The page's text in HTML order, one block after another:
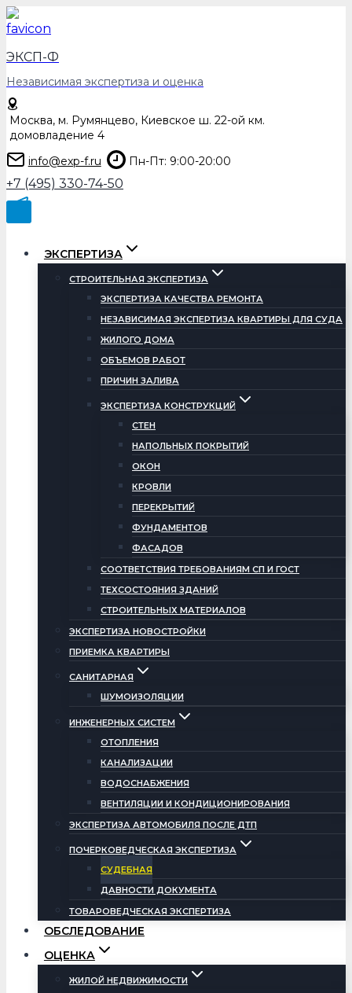
Перейти
к
содержимому
ЭКСП-Ф
Независимая экспертиза и оценка
Москва, м. Румянцево, Киевское ш. 22-ой км.
домовладение 4
info@exp-f.ru
Пн-Пт: 9:00-20:00
+7 (495) 330-74-50
ЭКСПЕРТИЗА
СТРОИТЕЛЬНАЯ ЭКСПЕРТИЗА
ЭКСПЕРТИЗА КАЧЕСТВА РЕМОНТА
НЕЗАВИСИМАЯ ЭКСПЕРТИЗА КВАРТИРЫ ДЛЯ СУДА
ЖИЛОГО ДОМА
ОБЪЕМОВ РАБОТ
ПРИЧИН ЗАЛИВА
ЭКСПЕРТИЗА КОНСТРУКЦИЙ
СТЕН
НАПОЛЬНЫХ ПОКРЫТИЙ
ОКОН
КРОВЛИ
ПЕРЕКРЫТИЙ
ФУНДАМЕНТОВ
ФАСАДОВ
СООТВЕТСТВИЯ ТРЕБОВАНИЯМ СП И ГОСТ
ТЕХСОСТОЯНИЯ ЗДАНИЙ
СТРОИТЕЛЬНЫХ МАТЕРИАЛОВ
ЭКСПЕРТИЗА НОВОСТРОЙКИ
ПРИЕМКА КВАРТИРЫ
САНИТАРНАЯ
ШУМОИЗОЛЯЦИИ
ИНЖЕНЕРНЫХ СИСТЕМ
ОТОПЛЕНИЯ
КАНАЛИЗАЦИИ
ВОДОСНАБЖЕНИЯ
ВЕНТИЛЯЦИИ И КОНДИЦИОНИРОВАНИЯ
ЭКСПЕРТИЗА АВТОМОБИЛЯ ПОСЛЕ ДТП
ПОЧЕРКОВЕДЧЕСКАЯ ЭКСПЕРТИЗА
СУДЕБНАЯ
ДАВНОСТИ ДОКУМЕНТА
ТОВАРОВЕДЧЕСКАЯ ЭКСПЕРТИЗА
ОБСЛЕДОВАНИЕ
ОЦЕНКА
ЖИЛОЙ НЕДВИЖИМОСТИ